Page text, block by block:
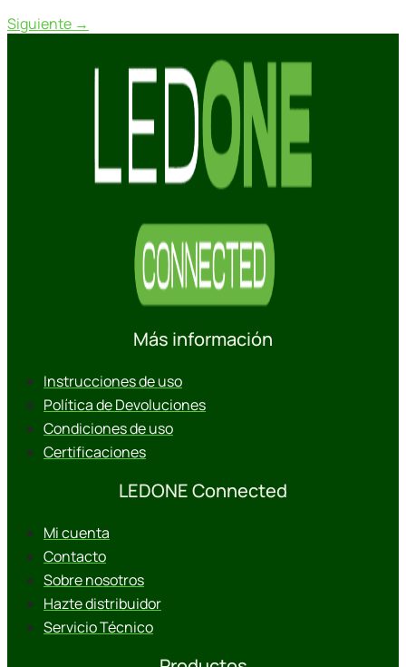
Siguiente →
Más información
Instrucciones de uso
Política de Devoluciones
Condiciones de uso
Certificaciones
LEDONE Connected
Mi cuenta
Contacto
Sobre nosotros
Hazte distribuidor
Servicio Técnico